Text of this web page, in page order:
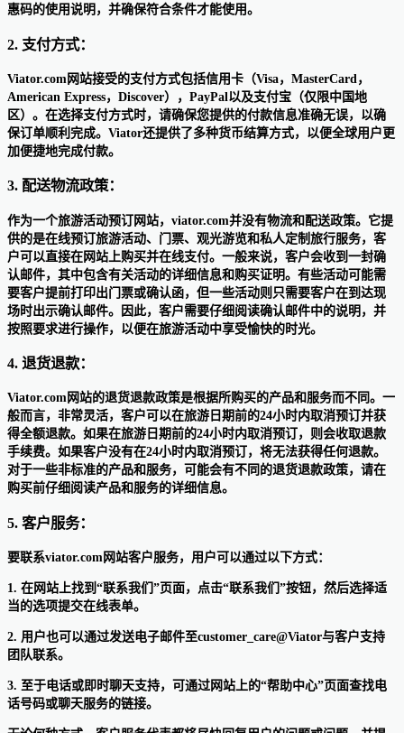
惠码的使用说明，并确保符合条件才能使用。
2. 支付方式：
Viator.com网站接受的支付方式包括信用卡（Visa，MasterCard，
American Express，Discover），PayPal以及支付宝（仅限中国地
区）。在选择支付方式时，请确保您提供的付款信息准确无误，以确
保订单顺利完成。Viator还提供了多种货币结算方式，以便全球用户更
加便捷地完成付款。
3. 配送物流政策：
作为一个旅游活动预订网站，viator.com并没有物流和配送政策。它提
供的是在线预订旅游活动、门票、观光游览和私人定制旅行服务，客
户可以直接在网站上购买并在线支付。一般来说，客户会收到一封确
认邮件，其中包含有关活动的详细信息和购买证明。有些活动可能需
要客户提前打印出门票或确认函，但一些活动则只需要客户在到达现
场时出示确认邮件。因此，客户需要仔细阅读确认邮件中的说明，并
按照要求进行操作，以便在旅游活动中享受愉快的时光。
4. 退货退款：
Viator.com网站的退货退款政策是根据所购买的产品和服务而不同。一
般而言，非常灵活，客户可以在旅游日期前的24小时内取消预订并获
得全额退款。如果在旅游日期前的24小时内取消预订，则会收取退款
手续费。如果客户没有在24小时内取消预订，将无法获得任何退款。
对于一些非标准的产品和服务，可能会有不同的退货退款政策，请在
购买前仔细阅读产品和服务的详细信息。
5. 客户服务：
要联系viator.com网站客户服务，用户可以通过以下方式：
1. 在网站上找到“联系我们”页面，点击“联系我们”按钮，然后选择适
当的选项提交在线表单。
2. 用户也可以通过发送电子邮件至customer_care@Viator与客户支持
团队联系。
3. 至于电话或即时聊天支持，可通过网站上的“帮助中心”页面查找电
话号码或聊天服务的链接。